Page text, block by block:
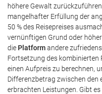
höhere Gewalt
mangelhafter Erfüllung der
50 % des Reisepreises
vernünftigen Grund oder
die Platformandere
Fortsetzung des kombinierten
einen Aufpreis zu berechnen,
Differenzbetrag zwischen
erbrachten Leistungen. Gibt